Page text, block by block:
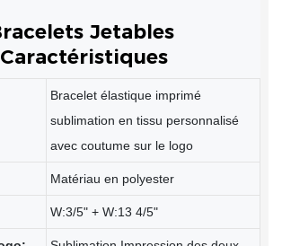
Bracelets Jetables
Caractéristiques
Bracelet élastique imprimé
sublimation en tissu personnalisé
avec coutume sur le logo
Matériau en polyester
W:3/5" + W:13 4/5"